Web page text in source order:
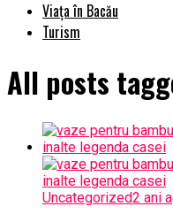
Viața în Bacău
Turism
All posts
Uncategorized2 ani